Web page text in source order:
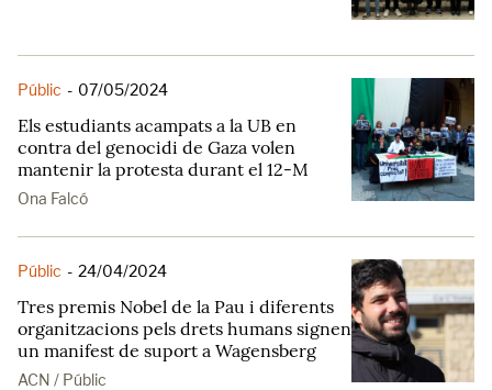
Públic - 07/05/2024
Els estudiants acampats a la UB en
contra del genocidi de Gaza volen
mantenir la protesta durant el 12-M
Ona Falcó
Públic - 24/04/2024
Tres premis Nobel de la Pau i diferents
organitzacions pels drets humans signen
un manifest de suport a Wagensberg
ACN / Públic